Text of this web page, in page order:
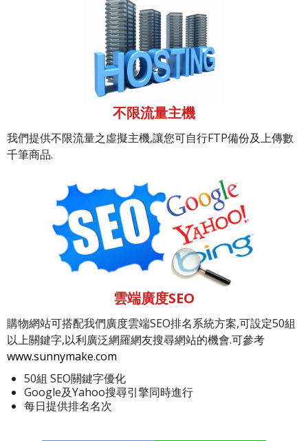
不限流量主機
我們提供不限流量之虛擬主機,讓您可自行FTP備份及上傳數
千筆商品.
雲端廣度SEO
購物網站可搭配我們廣度雲端SEO排名系統方案,可設定50組
以上關鍵字,以利廣泛網羅網友搜尋網站的機會.可參考
www.sunnymake.com
50組 SEO關鍵字優化
Google及Yahoo搜尋引擎同時進行
每日提供排名名次